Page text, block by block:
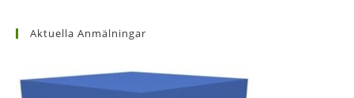
Aktuella Anmälningar